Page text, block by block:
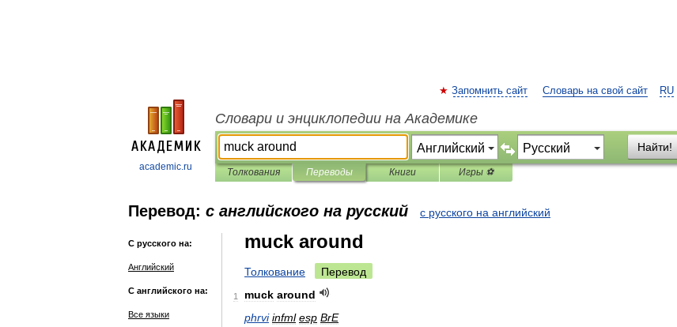
academic.ru
RU
Запомнить сайт Словарь на свой сайт
Словари и энциклопедии на Академике
Найти!
Толкования Переводы Книги Игры ⚽
Перевод: с английского на русский с русского на английский
С русского на:
Английский
С английского на:
Все языки
muck around
Толкование Перевод
1 muck around
phrvi infml esp BrE